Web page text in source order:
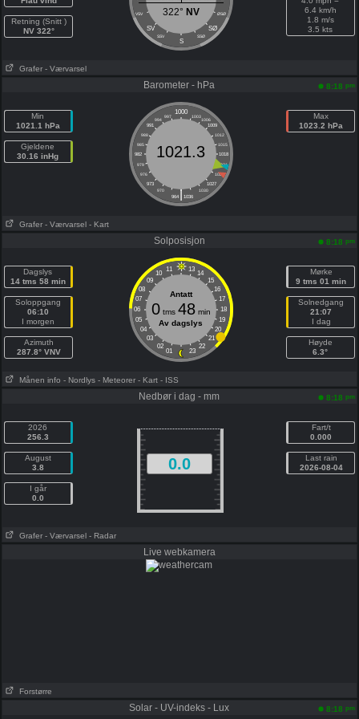
Retning (Snitt )
NV 322°
VSV ØSØ
SV SØ
SSV SSØ
S
322° NV
6.4 km/h
1.8 m/s
3.5 kts
Grafer - Værvarsel
Barometer - hPa 8:18 pm
Min
1021.1 hPa
Gjeldene
30.16 inHg
1000
997 1003
994
1006
991
1009
988
1012
985
1015
982
1018
979
1021
976
1024
973
1027
970
1030
|
964 1036
1021.3
Max
1023.2 hPa
Grafer - Værvarsel - Kart
Solposisjon 8:18 pm
Dagslys
14 tms 58 min
Soloppgang
06:10
I morgen
Azimuth
287.8° VNV
11 13
10
14
09
15
08
16
07
17
06
18
05
19
04
20
03
21
02
22
01 23
Antatt
0tms 48min
Av dagslys
Mørke
9 tms 01 min
Solnedgang
21:07
I dag
Høyde
6.3°
Månen info - Nordlys - Meteorer - Kart - ISS
Nedbør i dag - mm 8:18 pm
2026
256.3
August
3.8
I går
0.0
0.0
Fart/t
0.000
Last rain
2026-08-04
Grafer - Værvarsel - Radar
Live webkamera
Forstørre
Solar - UV-indeks - Lux 8:18 pm